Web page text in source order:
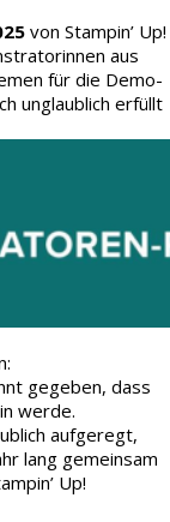
von Stampin’ Up!
aus
für die Demo-
unglaublich erfüllt
gegeben, dass
werde.
aufgeregt,
lang gemeinsam
Up!